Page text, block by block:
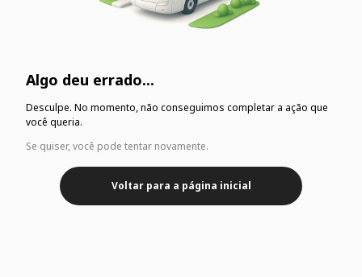
Algo deu errado...
Desculpe. No momento, não conseguimos completar a ação que
você queria.
Se quiser, você pode tentar novamente.
Voltar para a página inicial